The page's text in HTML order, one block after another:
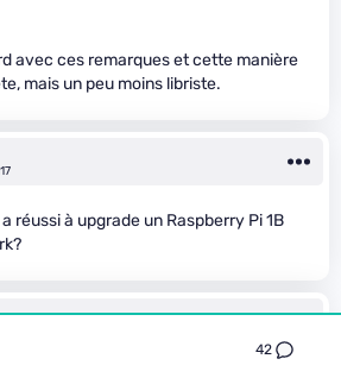
42
avec ces remarques et cette manière
mais un peu moins libriste.
réussi à upgrade un Raspberry Pi 1B